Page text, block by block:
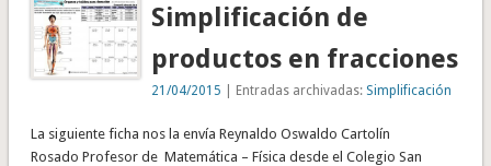
Simplificación de
productos en fracciones
21/04/2015 | Entradas archivadas: Simplificación
La siguiente ficha nos la envía Reynaldo Oswaldo Cartolín
Rosado Profesor de Matemática – Física desde el Colegio San